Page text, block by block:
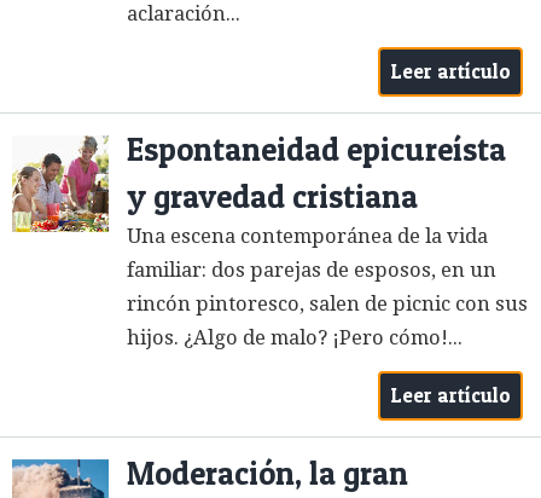
aclaración...
Leer artículo
Espontaneidad epicureísta
y gravedad cristiana
Una escena contemporánea de la vida
familiar: dos parejas de esposos, en un
rincón pintoresco, salen de picnic con sus
hijos. ¿Algo de malo? ¡Pero cómo!...
Leer artículo
Moderación, la gran